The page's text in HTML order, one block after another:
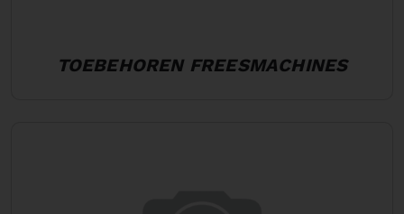
TOEBEHOREN FREESMACHINES